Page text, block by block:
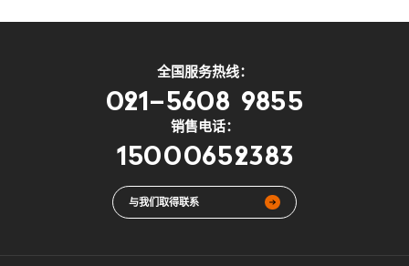
全国服务热线：
021-5608 9855
销售电话：
15000652383
与我们取得联系